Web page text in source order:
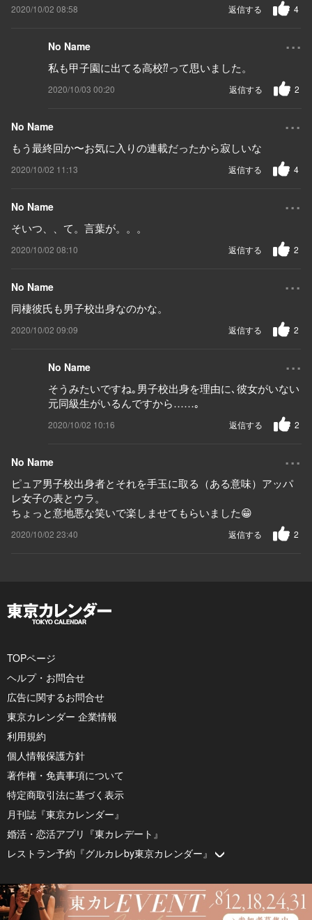
2020/10/02 08:58 4
返信する
No Name ...
私も甲子園に出てる高校⁇って思いました。
2020/10/03 00:20 2
返信する
No Name ...
もう最終回か〜お気に入りの連載だったから寂しいな
2020/10/02 11:13 4
返信する
No Name ...
そいつ、、て。言葉が。。。
2020/10/02 08:10 2
返信する
No Name ...
同棲彼氏も男子校出身なのかな。
2020/10/02 09:09 2
返信する
No Name ...
そうみたいですね｡男子校出身を理由に､彼女がいない
元同級生がいるんですから……｡
2020/10/02 10:16 2
返信する
No Name ...
ピュア男子校出身者とそれを手玉に取る（ある意味）アッパ
レ女子の表とウラ。
ちょっと意地悪な笑いで楽しませてもらいました😁
2020/10/02 23:40 2
返信する
TOPページ
ヘルプ・お問合せ
広告に関するお問合せ
東京カレンダー 企業情報
利用規約
個人情報保護方針
著作権・免責事項について
特定商取引法に基づく表示
月刊誌『東京カレンダー』
婚活・恋活アプリ『東カレデート』
レストラン予約『グルカレby東京カレンダー』